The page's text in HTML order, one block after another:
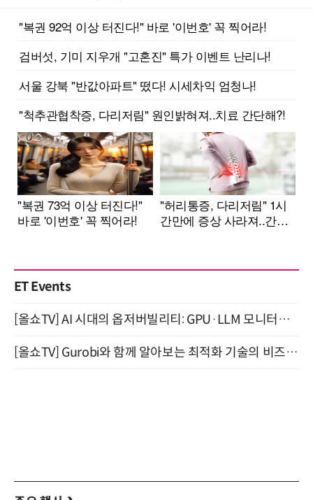
ET Events
[올쇼TV] AI 시대의 옵저버빌리티: GPU·LLM 모니터링부터 AI 기반 장애 대응까지 (8/11 생방송)
[올쇼TV] Gurobi와 함께 알아보는 최적화 기술의 비즈니스 활용 (8월 20일 생방송)